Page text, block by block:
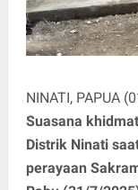
NINATI, PAPUA
Suasana
Distrik Ninati
perayaan